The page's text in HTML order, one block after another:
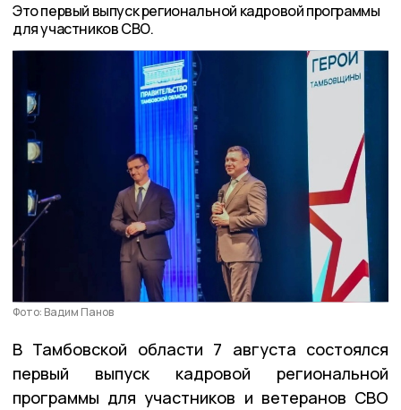
Это первый выпуск региональной кадровой программы
для участников СВО.
Фото: Вадим Панов
В Тамбовской области 7 августа состоялся
первый выпуск кадровой региональной
программы для участников и ветеранов СВО